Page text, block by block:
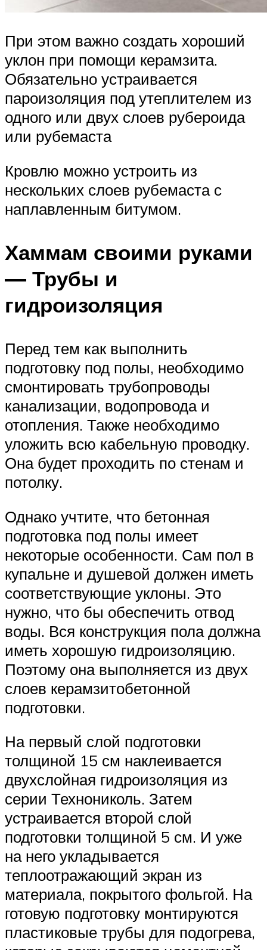
При этом важно создать хороший
уклон при помощи керамзита.
Обязательно устраивается
пароизоляция под утеплителем из
одного или двух слоев рубероида
или рубемаста
Кровлю можно устроить из
нескольких слоев рубемаста с
наплавленным битумом.
Хаммам своими руками
— Трубы и
гидроизоляция
Перед тем как выполнить
подготовку под полы, необходимо
смонтировать трубопроводы
канализации, водопровода и
отопления. Также необходимо
уложить всю кабельную проводку.
Она будет проходить по стенам и
потолку.
Однако учтите, что бетонная
подготовка под полы имеет
некоторые особенности. Сам пол в
купальне и душевой должен иметь
соответствующие уклоны. Это
нужно, что бы обеспечить отвод
воды. Вся конструкция пола должна
иметь хорошую гидроизоляцию.
Поэтому она выполняется из двух
слоев керамзитобетонной
подготовки.
На первый слой подготовки
толщиной 15 см наклеивается
двухслойная гидроизоляция из
серии Технониколь. Затем
устраивается второй слой
подготовки толщиной 5 см. И уже
на него укладывается
теплоотражающий экран из
материала, покрытого фольгой. На
готовую подготовку монтируются
пластиковые трубы для подогрева,